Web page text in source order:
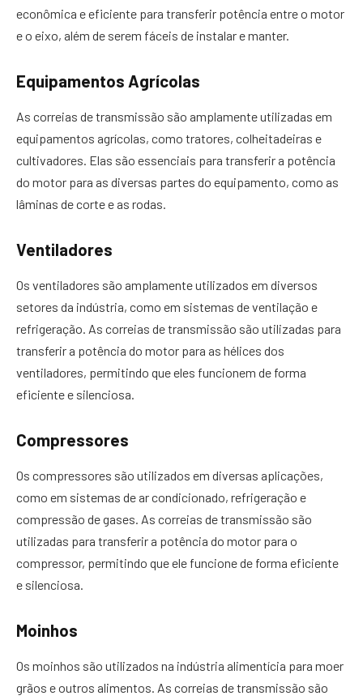
econômica e eficiente para transferir potência entre o motor
e o eixo, além de serem fáceis de instalar e manter.
Equipamentos Agrícolas
As correias de transmissão são amplamente utilizadas em
equipamentos agrícolas, como tratores, colheitadeiras e
cultivadores. Elas são essenciais para transferir a potência
do motor para as diversas partes do equipamento, como as
lâminas de corte e as rodas.
Ventiladores
Os ventiladores são amplamente utilizados em diversos
setores da indústria, como em sistemas de ventilação e
refrigeração. As correias de transmissão são utilizadas para
transferir a potência do motor para as hélices dos
ventiladores, permitindo que eles funcionem de forma
eficiente e silenciosa.
Compressores
Os compressores são utilizados em diversas aplicações,
como em sistemas de ar condicionado, refrigeração e
compressão de gases. As correias de transmissão são
utilizadas para transferir a potência do motor para o
compressor, permitindo que ele funcione de forma eficiente
e silenciosa.
Moinhos
Os moinhos são utilizados na indústria alimentícia para moer
grãos e outros alimentos. As correias de transmissão são